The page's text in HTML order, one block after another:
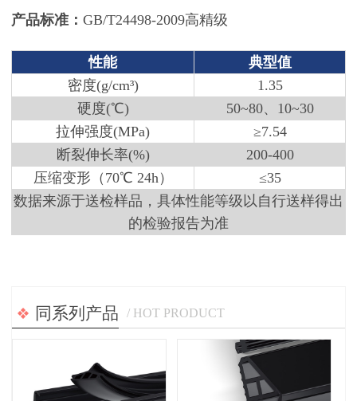
产品标准： GB/T24498-2009高精级
性能
典型值
密度(g/cm³)
1.35
硬度(℃)
50~80、10~30
拉伸强度(MPa)
≥7.54
断裂伸长率(%)
200-400
压缩变形（70℃ 24h）
≤35
数据来源于送检样品，具体性能等级以自行送样得出
的检验报告为准
同系列产品 / HOT PRODUCT